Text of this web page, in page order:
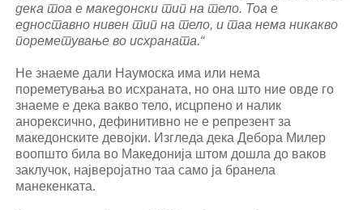
дека тоа е македонски тип на тело. Тоа е
едноставно нивен тип на тело, и таа нема никакво
пореметување во исхраната.“
Не знаеме дали Наумоска има или нема
пореметувања во исхраната, но она што ние овде го
знаеме е дека вакво тело, исцрпено и налик
анорексично, дефинитивно не е репрезент за
македонските девојки. Изгледа дека Дебора Милер
воопшто била во Македонија штом дошла до ваков
заклучок, најверојатно таа само ја бранела
манекенката.